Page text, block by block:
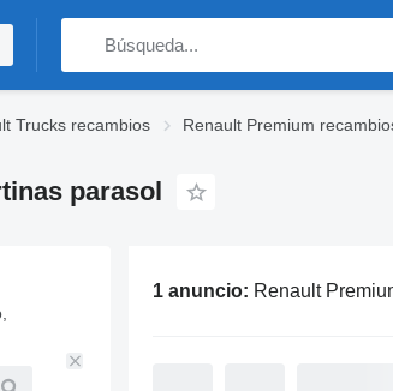
Trucks recambios Renault Premium
parasol
1 anuncio: Renault